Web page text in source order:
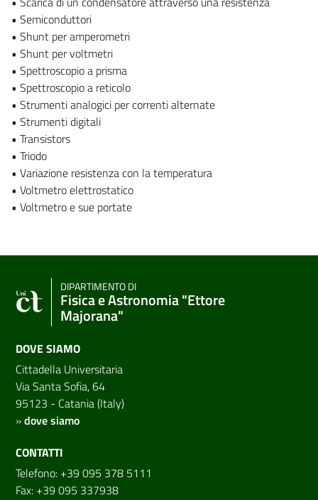
• Semiconduttori
• Shunt per amperometri
• Shunt per voltmetri
• Spettroscopio a prisma
• Spettroscopio a reticolo
• Strumenti analogici per correnti alternate
• Strumenti digitali
• Transistors
• Triodo
• Variazione resistenza con la temperatura
• Voltmetro elettrostatico
• Voltmetro e sue portate
DIPARTIMENTO DI
Fisica e Astronomia "Ettore
Majorana"
DOVE SIAMO
Cittadella Universitaria
Via Santa Sofia, 64
95123 - Catania (Italy)
»dove siamo
CONTATTI
Telefono: +39 095 378 5111
Fax: +39 095 337938